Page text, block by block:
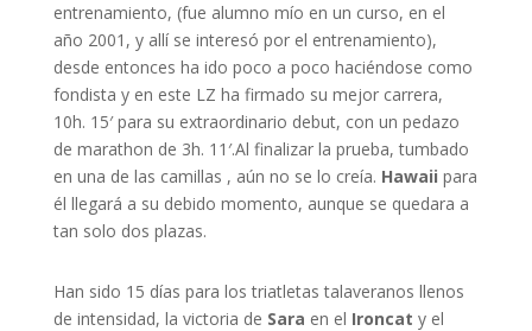
entrenamiento, (fue alumno mío en un curso, en el
año 2001, y allí se interesó por el entrenamiento),
desde entonces ha ido poco a poco haciéndose como
fondista y en este LZ ha firmado su mejor carrera,
10h. 15′ para su extraordinario debut, con un pedazo
de marathon de 3h. 11′.Al finalizar la prueba, tumbado
en una de las camillas , aún no se lo creía. Hawaii para
él llegará a su debido momento, aunque se quedara a
tan solo dos plazas.
Han sido 15 días para los triatletas talaveranos llenos
de intensidad, la victoria de Sara en el Ironcat y el